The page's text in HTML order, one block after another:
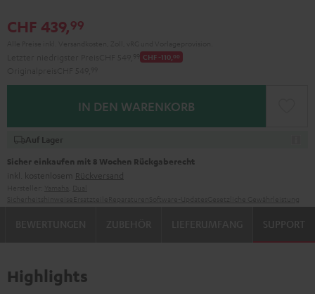
CHF 439,99
CHF -110,00
IN DEN WARENKORB
Auf Lager
Sicher einkaufen mit 8 Wochen Rückgaberecht
inkl. kostenlosem Rückversand
SUPPORT
Highlights